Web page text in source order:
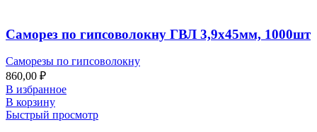
Саморез по гипсоволокну ГВЛ 3,9х45мм, 1000шт
Саморезы по гипсоволокну
860,00 ₽
В избранное
В корзину
Быстрый просмотр